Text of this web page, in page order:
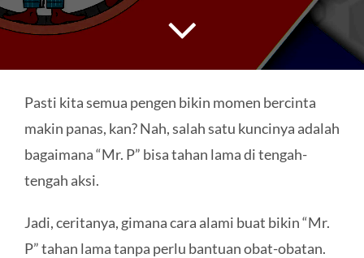
Search
for:
Pasti kita semua pengen bikin momen bercinta
makin panas, kan? Nah, salah satu kuncinya adalah
bagaimana “Mr. P” bisa tahan lama di tengah-
tengah aksi.
Jadi, ceritanya, gimana cara alami buat bikin “Mr.
P” tahan lama tanpa perlu bantuan obat-obatan.